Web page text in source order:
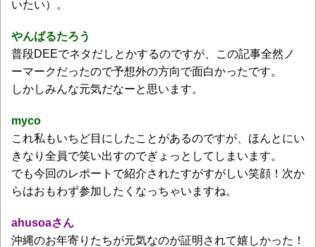
いたい）。
やんばるたろう
普段DEEでネタだしとかするのですが、この記事全然ノ
ーマークだったので予想外の方向で面白かったです。
しかしみんな元気だなーと思います。
myco
これ私もいちど目にしたことがあるのですが、ほんとにい
きなり全員で笑い出すのでぎょっとしてしまいます。
でも今回のレポートで紹介されたすがすがしい笑顔！次か
らはおもわず参加したくなっちゃいますね。
ahusoaさん
沖縄のお年寄りたちが元気なのが証明されて嬉しかった！